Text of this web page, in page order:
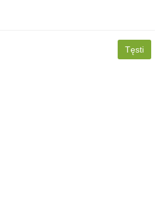
Tęsti